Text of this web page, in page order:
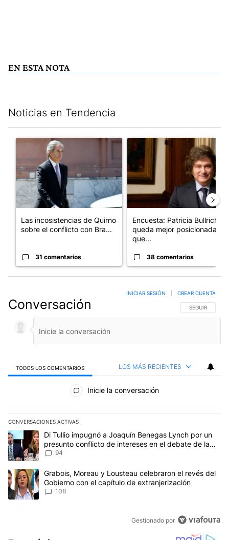
EN ESTA NOTA
Noticias en Tendencia
Un artículo de tendencia con el título "Las incosistencias de
Las incosistencias de Quirno
sobre el conflicto con Bra...
31 comentarios
Un artículo de tendencia con
Encuesta: Patricia Bullrich
queda mejor posicionada
que...
38 comentarios
Conversación SIGA ESTA
SEGUIR
INICIAR SESIÓN CREAR CUENTA
TODOS LOS COMENTARIOS LOS MÁS RECIENTES
Todos los comentarios
Inicie la conversación
CONVERSACIONES ACTIVAS
Este listado muestra los artículos con más comentarios en los
Un artículo de tendencia con el título "Di Tullio impugnó a
Di Tullio impugnó a Joaquín Benegas Lynch por un
presunto conflicto de intereses en el debate de la
Ley de Tierras
94
Un artículo de tendencia con el título "Grabois, Moreau y
Grabois, Moreau y Lousteau celebraron el revés del
Gobierno con el capítulo de extranjerización
108
Gestionado por